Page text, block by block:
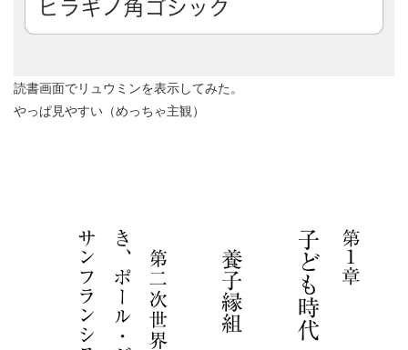
読書画面でリュウミンを表示してみた。
やっぱ見やすい（めっちゃ主観）